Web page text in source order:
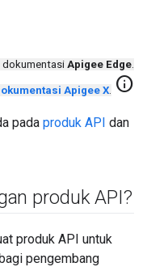
dokumentasi Apigee Edge.
Apigee X. info
pada produk API dan
produk API?
produk API untuk
pengembang